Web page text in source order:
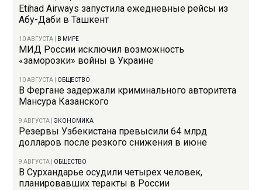
Etihad Airways запустила ежедневные рейсы из
Абу-Даби в Ташкент
10 АВГУСТА В МИРЕ
МИД России исключил возможность
«заморозки» войны в Украине
10 АВГУСТА ОБЩЕСТВО
В Фергане задержали криминального авторитета
Мансура Казанского
9 АВГУСТА |ЭКОНОМИКА
Резервы Узбекистана превысили 64 млрд
долларов после резкого снижения в июне
9 АВГУСТА ОБЩЕСТВО
В Сурхандарье осудили четырех человек,
планировавших теракты в России